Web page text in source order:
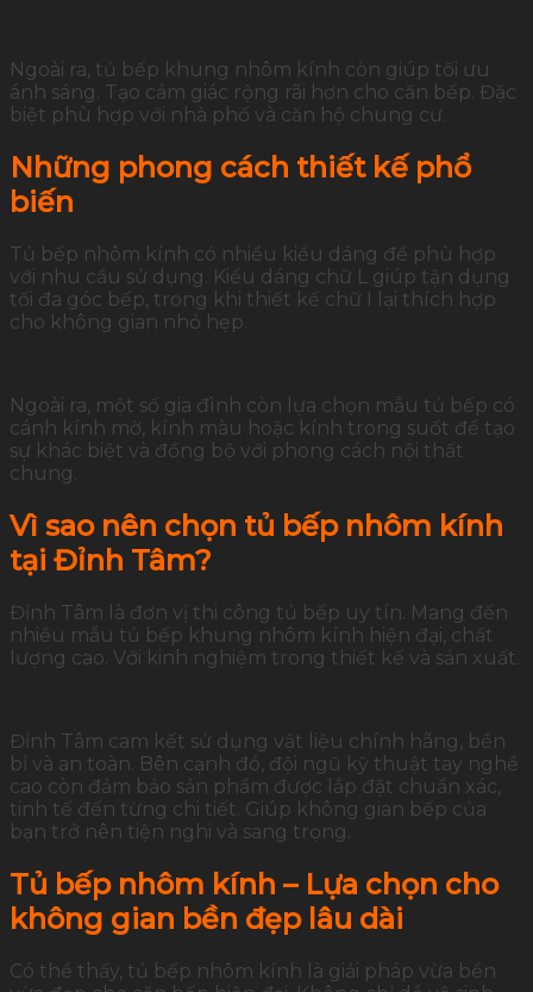
Ngoài ra, tủ bếp khung nhôm kính còn giúp tối ưu
ánh sáng. Tạo cảm giác rộng rãi hơn cho căn bếp. Đặc
biệt phù hợp với nhà phố và căn hộ chung cư.
Những phong cách thiết kế phổ
biến
Tủ bếp nhôm kính có nhiều kiểu dáng để phù hợp
với nhu cầu sử dụng. Kiểu dáng chữ L giúp tận dụng
tối đa góc bếp, trong khi thiết kế chữ I lại thích hợp
cho không gian nhỏ hẹp.
Ngoài ra, một số gia đình còn lựa chọn mẫu tủ bếp có
cánh kính mờ, kính màu hoặc kính trong suốt để tạo
sự khác biệt và đồng bộ với phong cách nội thất
chung.
Vì sao nên chọn tủ bếp nhôm kính
tại Đỉnh Tâm?
Đỉnh Tâm là đơn vị thi công tủ bếp uy tín. Mang đến
nhiều mẫu tủ bếp khung nhôm kính hiện đại, chất
lượng cao. Với kinh nghiệm trong thiết kế và sản xuất.
Đỉnh Tâm cam kết sử dụng vật liệu chính hãng, bền
bỉ và an toàn. Bên cạnh đó, đội ngũ kỹ thuật tay nghề
cao còn đảm bảo sản phẩm được lắp đặt chuẩn xác,
tinh tế đến từng chi tiết. Giúp không gian bếp của
bạn trở nên tiện nghi và sang trọng.
Tủ bếp nhôm kính – Lựa chọn cho
không gian bền đẹp lâu dài
Có thể thấy, tủ bếp nhôm kính là giải pháp vừa bền